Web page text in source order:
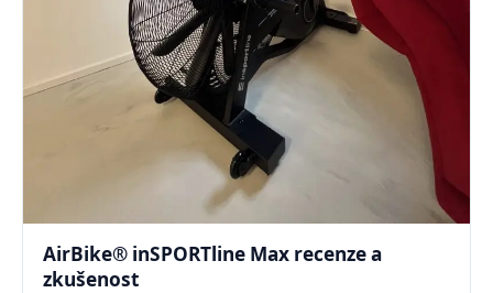
AirBike® inSPORTline Max recenze a
zkušenost